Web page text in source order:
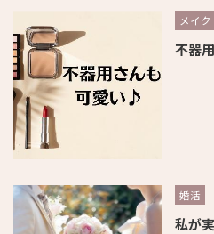
メイク
不器
婚活
私が